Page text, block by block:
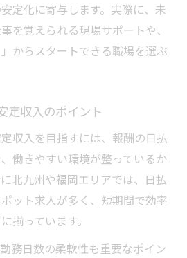
定化に寄与します。実際に、未
を覚えられる現場サポートや、
からスタートできる職場を選ぶ
定収入のポイント
収入を目指すには、報酬の日払
働きやすい環境が整っているか
北九州や福岡エリアでは、日払
ット求人が多く、短期間で効率
揃っています。
務日数の柔軟性も重要なポイン